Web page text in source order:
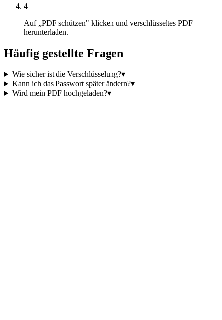
4
Auf „PDF schützen" klicken und verschlüsseltes PDF
herunterladen.
Häufig gestellte Fragen
Wie sicher ist die Verschlüsselung?▾
Kann ich das Passwort später ändern?▾
Wird mein PDF hochgeladen?▾